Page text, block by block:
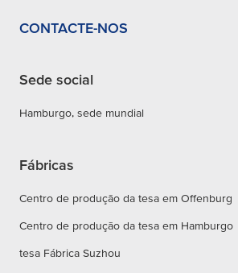
CONTACTE-NOS
Sede social
Hamburgo, sede mundial
Fábricas
Centro de produção da tesa em Offenburg
Centro de produção da tesa em Hamburgo
tesa Fábrica Suzhou